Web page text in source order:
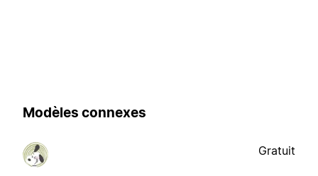
Modèles connexes
Gratuit